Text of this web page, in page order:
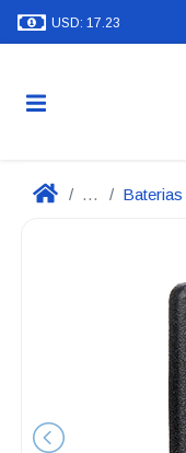
USD: 17.23
... Baterias